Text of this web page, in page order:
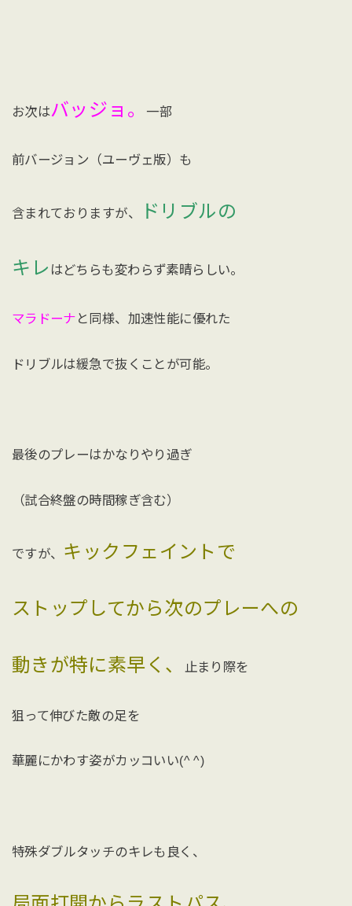
お次はバッジョ。 一部
前バージョン（ユーヴェ版）も
含まれておりますが、 ドリブルの
キレ はどちらも変わらず素晴らしい。
マラドーナ と同様、加速性能に優れた
ドリブルは緩急で抜くことが可能。
最後のプレーはかなりやり過ぎ
（試合終盤の時間稼ぎ含む）
ですが、 キックフェイントで
ストップしてから次のプレーへの
動きが特に素早く、 止まり際を
狙って伸びた敵の足を
華麗にかわす姿がカッコいい(^ ^)
特殊ダブルタッチのキレも良く、